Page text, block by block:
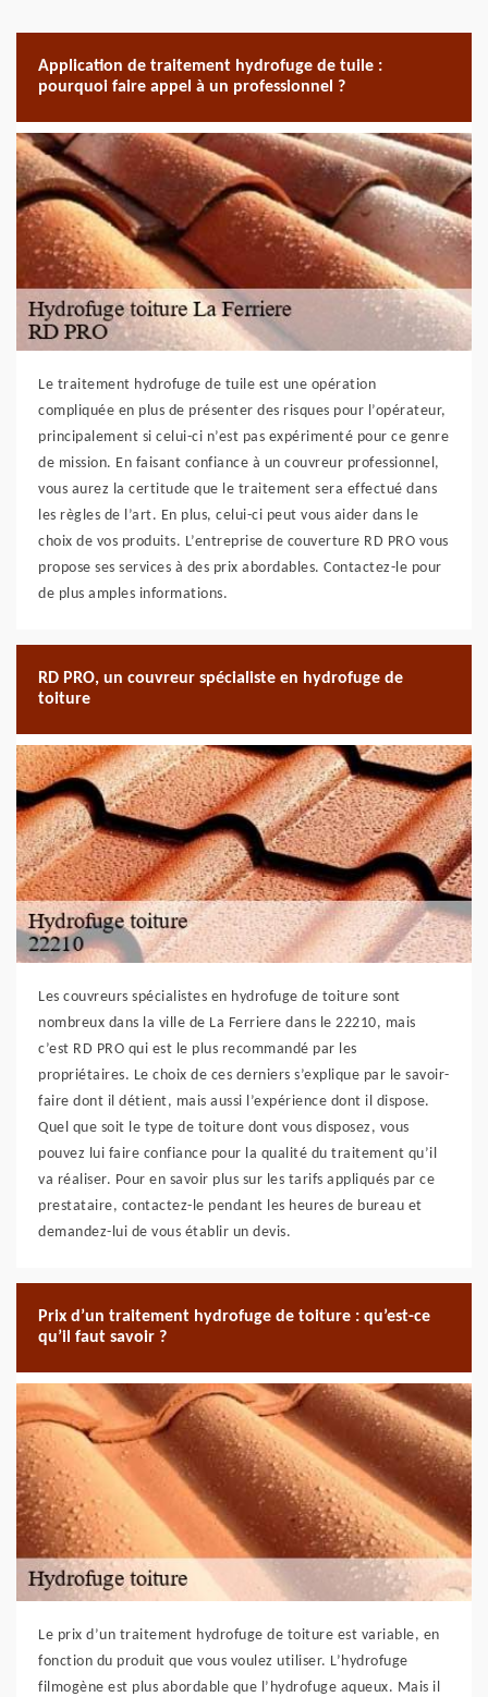
Application de traitement hydrofuge de tuile :
pourquoi faire appel à un professionnel ?
Le traitement hydrofuge de tuile est une opération
compliquée en plus de présenter des risques pour l’opérateur,
principalement si celui-ci n’est pas expérimenté pour ce genre
de mission. En faisant confiance à un couvreur professionnel,
vous aurez la certitude que le traitement sera effectué dans
les règles de l’art. En plus, celui-ci peut vous aider dans le
choix de vos produits. L’entreprise de couverture RD PRO vous
propose ses services à des prix abordables. Contactez-le pour
de plus amples informations.
RD PRO, un couvreur spécialiste en hydrofuge de
toiture
Les couvreurs spécialistes en hydrofuge de toiture sont
nombreux dans la ville de La Ferriere dans le 22210, mais
c’est RD PRO qui est le plus recommandé par les
propriétaires. Le choix de ces derniers s’explique par le savoir-
faire dont il détient, mais aussi l’expérience dont il dispose.
Quel que soit le type de toiture dont vous disposez, vous
pouvez lui faire confiance pour la qualité du traitement qu’il
va réaliser. Pour en savoir plus sur les tarifs appliqués par ce
prestataire, contactez-le pendant les heures de bureau et
demandez-lui de vous établir un devis.
Prix d’un traitement hydrofuge de toiture : qu’est-ce
qu’il faut savoir ?
Le prix d’un traitement hydrofuge de toiture est variable, en
fonction du produit que vous voulez utiliser. L’hydrofuge
filmogène est plus abordable que l’hydrofuge aqueux. Mais il